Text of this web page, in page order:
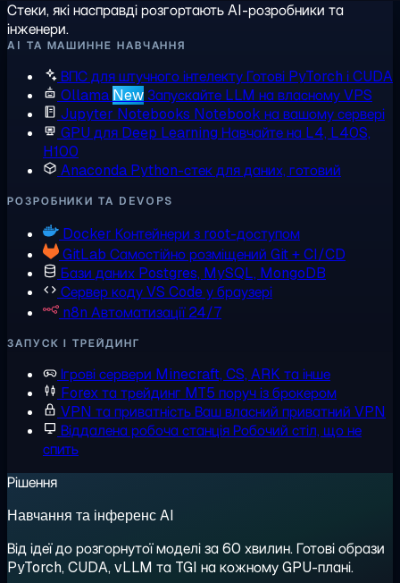
Стеки, які насправді розгортають AI-розробники та
інженери.
AI ТА МАШИННЕ НАВЧАННЯ
ВПС для штучного інтелектуГотові PyTorch і CUDA
Ollama NewЗапускайте LLM на власному VPS
Jupyter Notebooks Notebook на вашому сервері
GPU для Deep Learning Навчайте на L4, L40S,
H100
Anaconda Python-стек для даних, готовий
РОЗРОБНИКИ ТА DEVOPS
Docker Контейнери з root-доступом
GitLab Самостійно розміщений Git + CI/CD
Бази даних Postgres, MySQL, MongoDB
Сервер кодуVS Code у браузері
n8n Автоматизації 24/7
ЗАПУСК І ТРЕЙДИНГ
Ігрові сервери Minecraft, CS, ARK та інше
Forex та трейдинг MT5 поруч із брокером
VPN та приватністьВаш власний приватний VPN
Віддалена робоча станціяРобочий стіл, що не
спить
Рішення
Навчання та інференс AI
Від ідеї до розгорнутої моделі за 60 хвилин. Готові образи
PyTorch, CUDA, vLLM та TGI на кожному GPU-плані.